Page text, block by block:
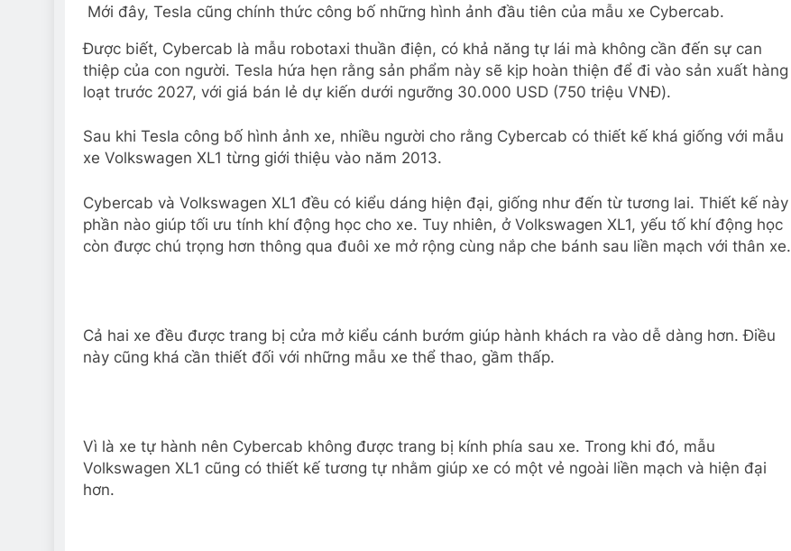
Mới đây, Tesla cũng chính thức công bố những hình ảnh đầu tiên của mẫu xe Cybercab.
Được biết, Cybercab là mẫu robotaxi thuần điện, có khả năng tự lái mà không cần đến sự can
thiệp của con người. Tesla hứa hẹn rằng sản phẩm này sẽ kịp hoàn thiện để đi vào sản xuất hàng
loạt trước 2027, với giá bán lẻ dự kiến dưới ngưỡng 30.000 USD (750 triệu VNĐ).
Sau khi Tesla công bố hình ảnh xe, nhiều người cho rằng Cybercab có thiết kế khá giống với mẫu
xe Volkswagen XL1 từng giới thiệu vào năm 2013.
Cybercab và Volkswagen XL1 đều có kiểu dáng hiện đại, giống như đến từ tương lai. Thiết kế này
phần nào giúp tối ưu tính khí động học cho xe. Tuy nhiên, ở Volkswagen XL1, yếu tố khí động học
còn được chú trọng hơn thông qua đuôi xe mở rộng cùng nắp che bánh sau liền mạch với thân xe.
Cả hai xe đều được trang bị cửa mở kiểu cánh bướm giúp hành khách ra vào dễ dàng hơn. Điều
này cũng khá cần thiết đối với những mẫu xe thể thao, gầm thấp.
Vì là xe tự hành nên Cybercab không được trang bị kính phía sau xe. Trong khi đó, mẫu
Volkswagen XL1 cũng có thiết kế tương tự nhằm giúp xe có một vẻ ngoài liền mạch và hiện đại
hơn.